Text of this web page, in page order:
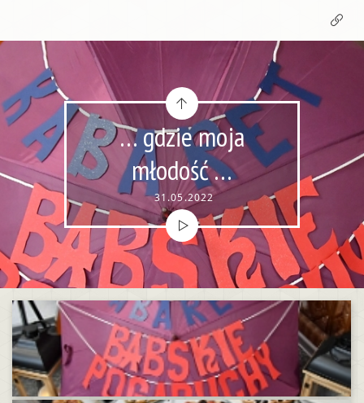
… gdzie moja
młodość …
31.05.2022